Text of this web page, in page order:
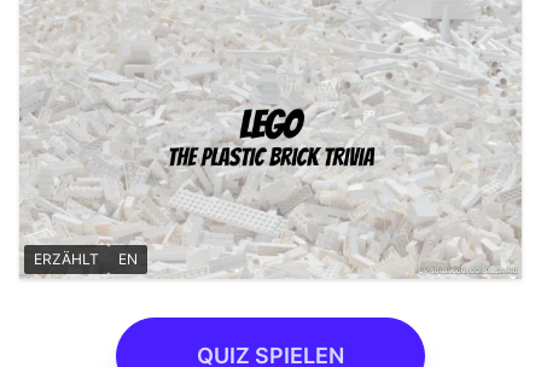
ERZÄHLT EN
QUIZ SPIELEN